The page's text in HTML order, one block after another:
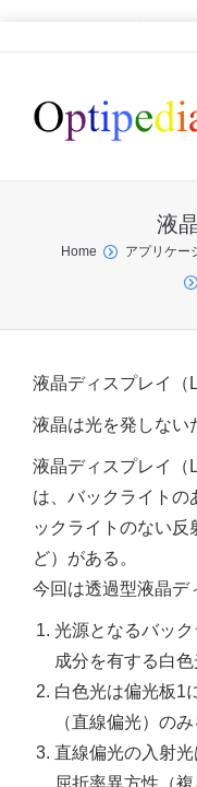
液
You are here:
Home アプリケー
液晶ディスプレイ（
液晶は光を発しない
液晶ディスプレイ（
は、バックライトの
ックライトのない反
ど）がある。
今回は透過型液晶デ
光源となるバッ
成分を有する白色
白色光は偏光板1
（直線偏光）の
直線偏光の入射
屈折率異方性（